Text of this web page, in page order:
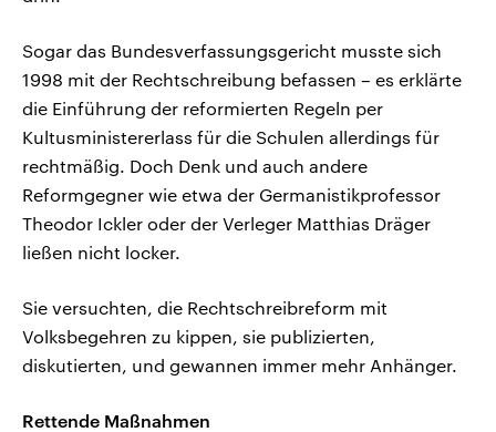
Sogar das Bundesverfassungsgericht musste sich
1998 mit der Rechtschreibung befassen – es erklärte
die Einführung der reformierten Regeln per
Kultusministererlass für die Schulen allerdings für
rechtmäßig. Doch Denk und auch andere
Reformgegner wie etwa der Germanistikprofessor
Theodor Ickler oder der Verleger Matthias Dräger
ließen nicht locker.
Sie versuchten, die Rechtschreibreform mit
Volksbegehren zu kippen, sie publizierten,
diskutierten, und gewannen immer mehr Anhänger.
Rettende Maßnahmen